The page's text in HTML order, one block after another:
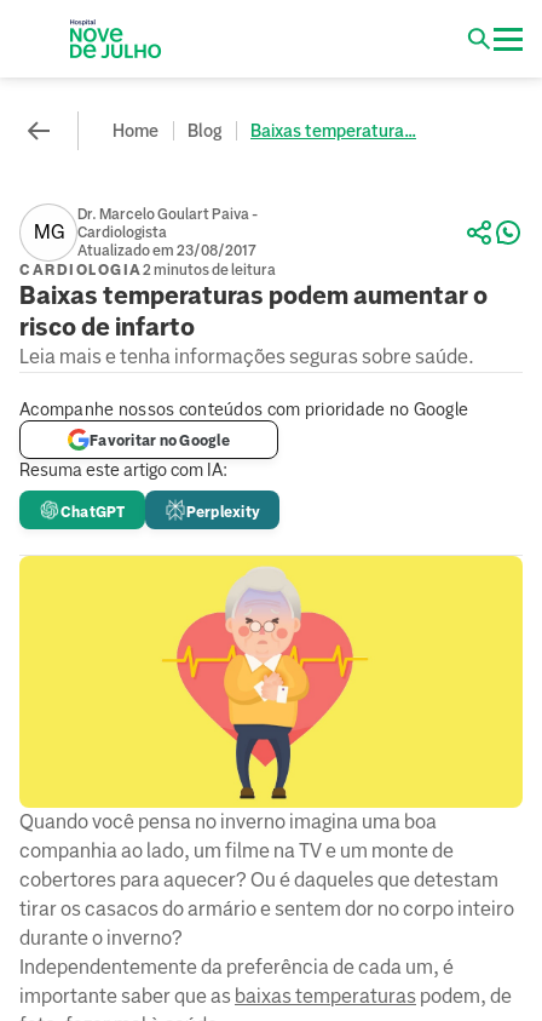
Home Blog Baixas temperatura...
MG
Dr. Marcelo Goulart Paiva -
Cardiologista
Atualizado em 23/08/2017
CARDIOLOGIA2 minutos de leitura
Baixas temperaturas podem aumentar o
risco de infarto
Leia mais e tenha informações seguras sobre saúde.
Resuma este artigo com IA:
ChatGPT Perplexity
Acompanhe nossos conteúdos com prioridade no Google
Favoritar no Google
Quando você pensa no inverno imagina uma boa
companhia ao lado, um filme na TV e um monte de
cobertores para aquecer? Ou é daqueles que detestam
tirar os casacos do armário e sentem dor no corpo inteiro
durante o inverno?
Independentemente da preferência de cada um, é
importante saber que as baixas temperaturas podem, de